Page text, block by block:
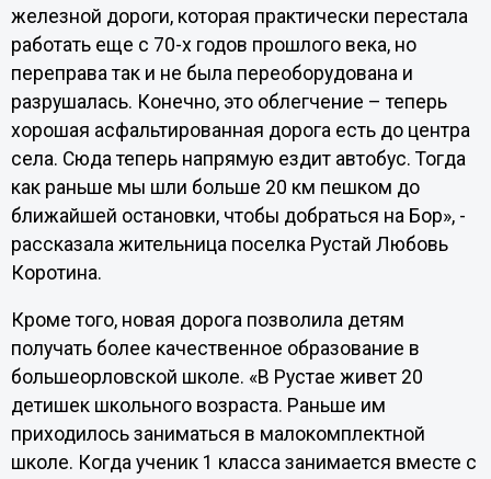
железной дороги, которая практически перестала
работать еще с 70-х годов прошлого века, но
переправа так и не была переоборудована и
разрушалась. Конечно, это облегчение – теперь
хорошая асфальтированная дорога есть до центра
села. Сюда теперь напрямую ездит автобус. Тогда
как раньше мы шли больше 20 км пешком до
ближайшей остановки, чтобы добраться на Бор», -
рассказала жительница поселка Рустай Любовь
Коротина.
Кроме того, новая дорога позволила детям
получать более качественное образование в
большеорловской школе. «В Рустае живет 20
детишек школьного возраста. Раньше им
приходилось заниматься в малокомплектной
школе. Когда ученик 1 класса занимается вместе с